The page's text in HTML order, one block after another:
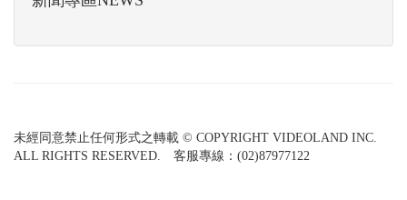
未經同意禁止任何形式之轉載 © COPYRIGHT VIDEOLAND INC.
ALL RIGHTS RESERVED. 客服專線：(02)87977122